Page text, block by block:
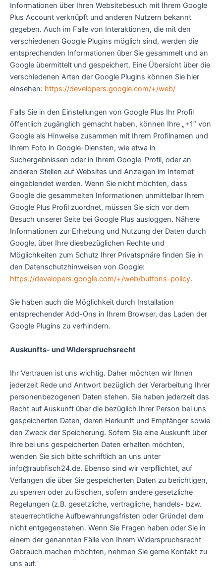
Informationen über Ihren Websitebesuch mit Ihrem Google
Plus Account verknüpft und anderen Nutzern bekannt
gegeben. Auch im Falle von Interaktionen, die mit den
verschiedenen Google Plugins möglich sind, werden die
entsprechenden Informationen über Sie gesammelt und an
Google übermittelt und gespeichert. Eine Übersicht über die
verschiedenen Arten der Google Plugins können Sie hier
einsehen: https://developers.google.com/+/web/
Falls Sie in den Einstellungen von Google Plus Ihr Profil
öffentlich zugänglich gemacht haben, können Ihre „+1“ von
Google als Hinweise zusammen mit Ihrem Profilnamen und
Ihrem Foto in Google-Diensten, wie etwa in
Suchergebnissen oder in Ihrem Google-Profil, oder an
anderen Stellen auf Websites und Anzeigen im Internet
eingeblendet werden. Wenn Sie nicht möchten, dass
Google die gesammelten Informationen unmittelbar Ihrem
Google Plus Profil zuordnet, müssen Sie sich vor dem
Besuch unserer Seite bei Google Plus ausloggen. Nähere
Informationen zur Erhebung und Nutzung der Daten durch
Google, über Ihre diesbezüglichen Rechte und
Möglichkeiten zum Schutz Ihrer Privatsphäre finden Sie in
den Datenschutzhinweisen von Google:
https://developers.google.com/+/web/buttons-policy.
Sie haben auch die Möglichkeit durch Installation
entsprechender Add-Ons in Ihrem Browser, das Laden der
Google Plugins zu verhindern.
Auskunfts- und Widerspruchsrecht
Ihr Vertrauen ist uns wichtig. Daher möchten wir Ihnen
jederzeit Rede und Antwort bezüglich der Verarbeitung Ihrer
personenbezogenen Daten stehen. Sie haben jederzeit das
Recht auf Auskunft über die bezüglich Ihrer Person bei uns
gespeicherten Daten, deren Herkunft und Empfänger sowie
den Zweck der Speicherung. Sofern Sie eine Auskunft über
Ihre bei uns gespeicherten Daten erhalten möchten,
wenden Sie sich bitte schriftlich an uns unter
info@raubfisch24.de. Ebenso sind wir verpflichtet, auf
Verlangen die über Sie gespeicherten Daten zu berichtigen,
zu sperren oder zu löschen, sofern andere gesetzliche
Regelungen (z.B. gesetzliche, vertragliche, handels- bzw.
steuerrechtliche Aufbewahrungsfristen oder Gründe) dem
nicht entgegenstehen. Wenn Sie Fragen haben oder Sie in
einem der genannten Fälle von Ihrem Widerspruchsrecht
Gebrauch machen möchten, nehmen Sie gerne Kontakt zu
uns auf.